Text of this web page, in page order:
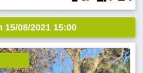
15/08/2021 15:00